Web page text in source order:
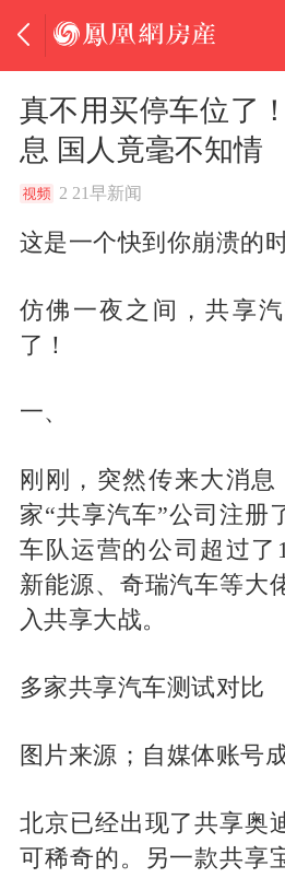
真不用买停车位了
息 国人竟毫不知情
2 21早新闻
这是一个快到你崩溃的时
仿佛一夜之间，共享
了！
一、
刚刚，突然传来大消息
家“共享汽车”公司注册
车队运营的公司超过了
新能源、奇瑞汽车等大
入共享大战。
多家共享汽车测试对比
图片来源；自媒体账号
北京已经出现了共享奥
可稀奇的。另一款共享